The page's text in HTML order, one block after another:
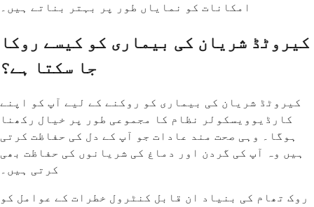
امکانات کو نمایاں طور پر بہتر بناتے ہیں۔
کیروٹڈ شریان کی بیماری کو کیسے روکا
جا سکتا ہے؟
کیروٹڈ شریان کی بیماری کو روکنے کے لیے آپ کو اپنے
کارڈیوویسکولر نظام کا مجموعی طور پر خیال رکھنا
ہوگا۔ وہی صحت مند عادات جو آپ کے دل کی حفاظت کرتی
ہیں وہ آپ کی گردن اور دماغ کی شریانوں کی حفاظت بھی
کرتی ہیں۔
روک تھام کی بنیاد ان قابل کنٹرول خطرات کے عوامل کو